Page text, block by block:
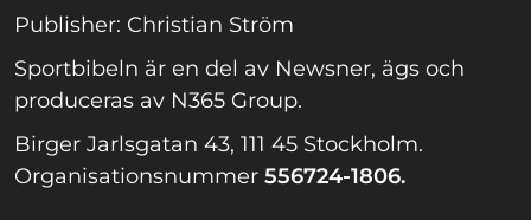
Publisher: Christian Ström
Sportbibeln är en del av Newsner, ägs och
produceras av N365 Group.
Birger Jarlsgatan 43, 111 45 Stockholm.
Organisationsnummer 556724-1806.